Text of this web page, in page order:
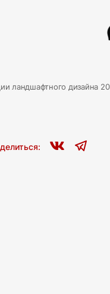
ландшафтного дизайна